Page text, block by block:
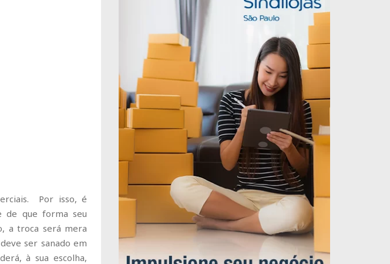
Por isso, é
de que forma seu
a troca será mera
ser sanado em
à sua escolha,